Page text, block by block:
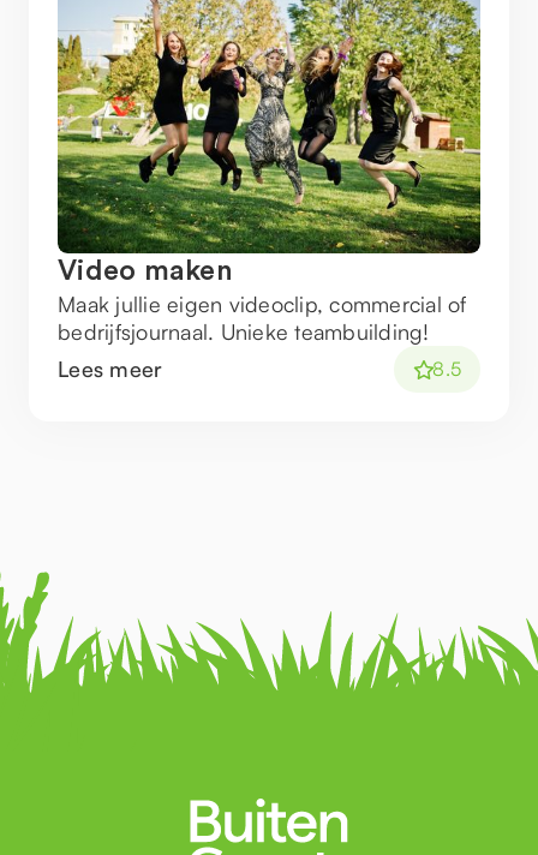
Video maken
Maak jullie eigen videoclip, commercial of
bedrijfsjournaal. Unieke teambuilding!
Lees meer
8.5